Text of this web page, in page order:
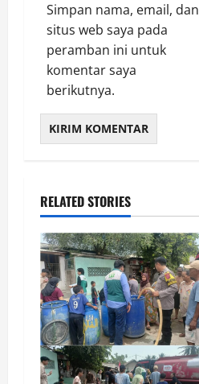
Simpan nama, email, dan
situs web saya pada
peramban ini untuk
komentar saya
berikutnya.
RELATED STORIES